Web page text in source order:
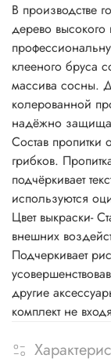
В производстве
дерево высокого
клееного бруса
массива сосны.
колерованной
надёжно
Состав пропитки
грибков.
подчёркивает
используются
Цвет выкраски-
внешних
Подчеркивает
другие
комплект не